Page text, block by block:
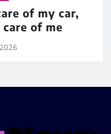
of my car,
of me